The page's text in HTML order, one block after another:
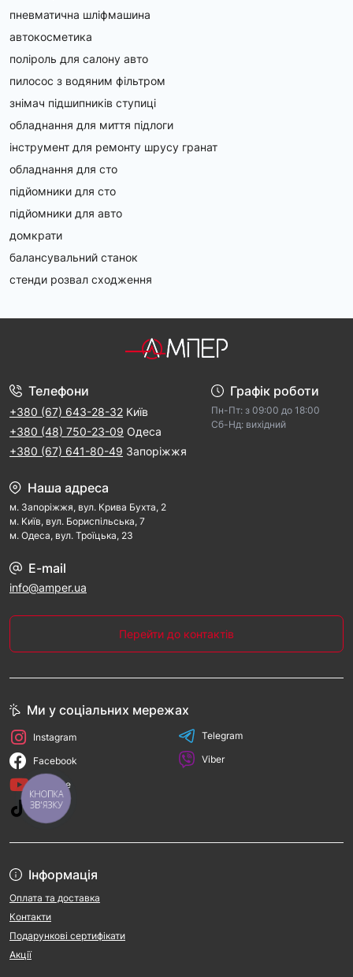
пневматична шліфмашина
автокосметика
поліроль для салону авто
пилосос з водяним фільтром
знімач підшипників ступиці
обладнання для миття підлоги
інструмент для ремонту шрусу гранат
обладнання для сто
підйомники для сто
підйомники для авто
домкрати
балансувальний станок
стенди розвал сходження
Телефони
+380 (67) 643-28-32 Київ
+380 (48) 750-23-09 Одеса
+380 (67) 641-80-49 Запоріжжя
Графік роботи
Пн-Пт: з 09:00 дo 18:00
Cб-Hд: виxідний
Наша адреса
м. Запорiжжя, вул. Крива Бухта, 2
м. Kиїв, вул. Бориспільська, 7
м. Одеса, вул. Троїцька, 23
E-mail
info@amper.ua
Перейти до контактів
Інформація
Оплата та доставка
Контакти
Подарункові сертифікати
Акції
Ми у соціальних мережах
Instagram
Facebook
YouTube
TikTok
Telegram
Viber
КНОПКА
ЗВ'ЯЗКУ